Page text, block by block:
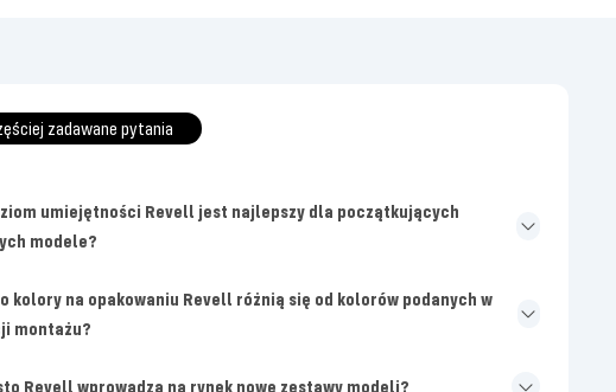
zadawane pytania
umiejętności Revell jest najlepszy dla początkujących
modele?
kolory na opakowaniu Revell różnią się od kolorów podanych w
montażu?
Revell wprowadza na rynek nowe zestawy modeli?